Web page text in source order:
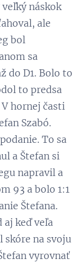
náskok
ale
bol
sa
do D1. Bolo to
to predsa
hornej časti
Szabó.
To sa
a Štefan si
napravil a
93 a bolo 1:1
Štefana.
aj keď veľa
skóre na svoju
vyrovnať